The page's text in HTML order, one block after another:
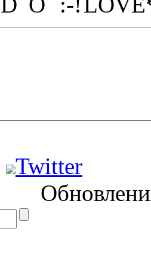
Twitter